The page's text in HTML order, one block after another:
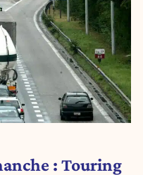
: Touring